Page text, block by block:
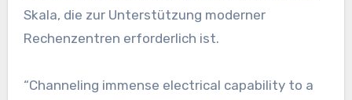
Skala, die zur Unterstützung moderner
Rechenzentren erforderlich ist.
“Channeling immense electrical capability to a